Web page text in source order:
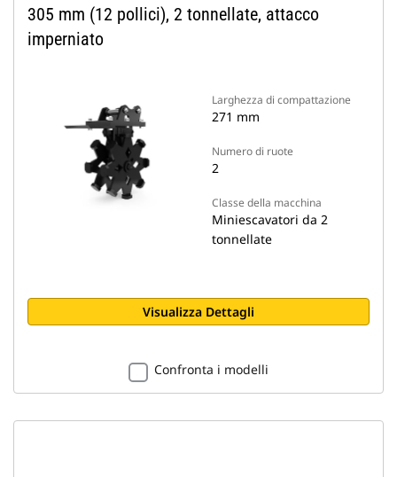
305 mm (12 pollici), 2 tonnellate, attacco
imperniato
Larghezza di compattazione
271 mm
Numero di ruote
2
Classe della macchina
Miniescavatori da 2
tonnellate
Visualizza Dettagli
Confronta i modelli